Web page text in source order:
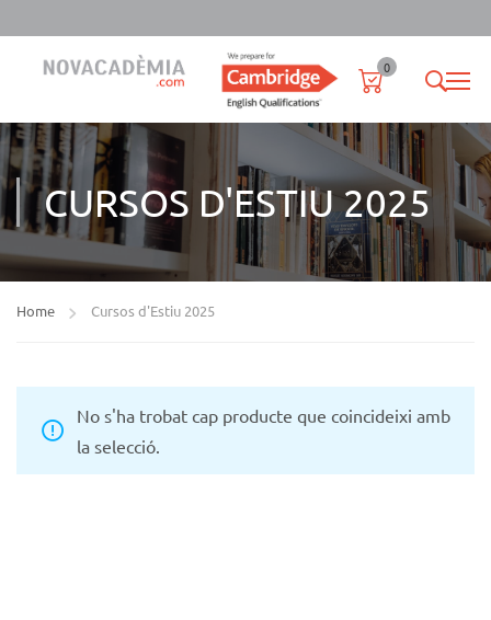
0
CURSOS D'ESTIU 2025
Home Cursos d'Estiu 2025
No s'ha trobat cap producte que coincideixi amb
la selecció.